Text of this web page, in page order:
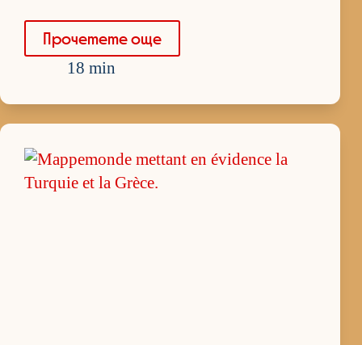
Про­че­тете още
18 min